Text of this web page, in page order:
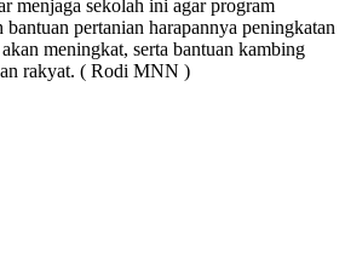
menjaga sekolah ini agar program
pertanian harapannya peningkatan
meningkat, serta bantuan kambing
rakyat. ( Rodi MNN )